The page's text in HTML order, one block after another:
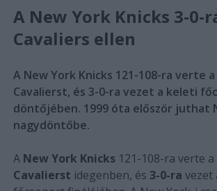
A New York Knicks 3-0-
Cavaliers ellen
A New York Knicks 121-108-ra verte
Cavalierst, és 3-0-ra vezet a keleti
döntőjében. 1999 óta először juthat
nagydöntőbe.
A New York Knicks121-108-ra verte a
Cavalierst idegenben, és 3-0-ra vezet